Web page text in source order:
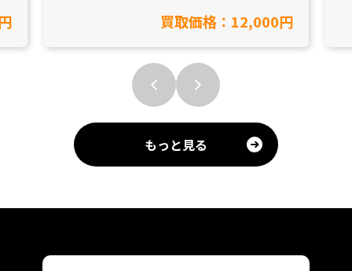
買取価格：12,000円
もっと見る